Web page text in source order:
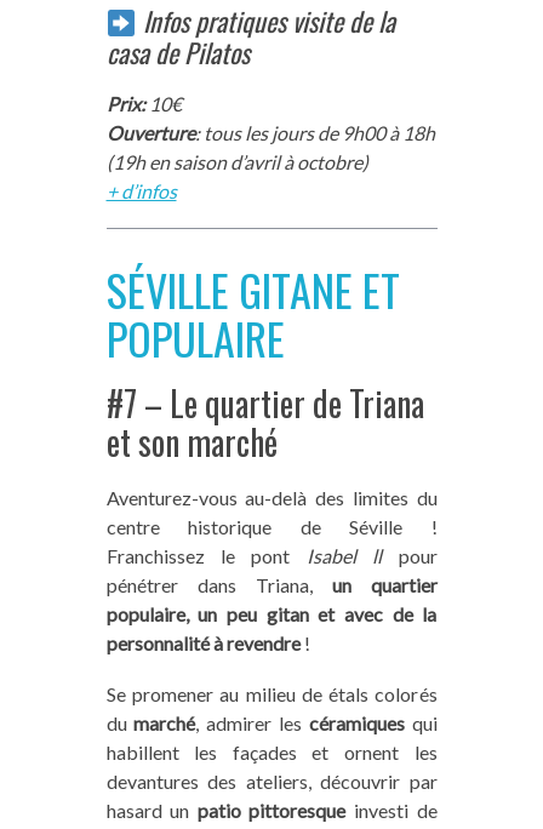
Infos pratiques visite de la
casa de Pilatos
Prix:10€
Ouverture: tous les jours de 9h00 à 18h
(19h en saison d’avril à octobre)
+ d’infos
SÉVILLE GITANE ET
POPULAIRE
#7 – Le quartier de Triana
et son marché
Aventurez-vous au-delà des limites du
centre historique de Séville !
Franchissez le pont
Isabel llpour
pénétrer dans Triana, un quartier
populaire, un peu gitan et avec de la
personnalité à revendre!
Se promener au milieu de étals colorés
dumarché, admirer les céramiquesqui
habillent les façades et ornent les
devantures des ateliers, découvrir par
hasard un patio pittoresqueinvesti de
Vous aimez notre blog ? Vous
pouvez nous aider !
Sur Trace Ta Route, nous partageons du
contenu intégralement gratuit et indépendant
(aucun article rémunéré !) mais tout cela a un
coût pour nous (frais de fonctionnement,